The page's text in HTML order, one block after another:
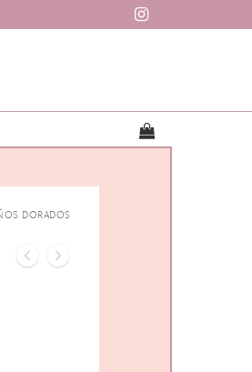
DORADOS